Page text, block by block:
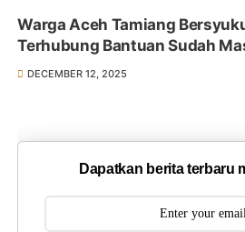
Warga Aceh Tamiang
Terhubung Bantuan Sudah
DECEMBER 12, 2025
Dapatkan berita terbaru